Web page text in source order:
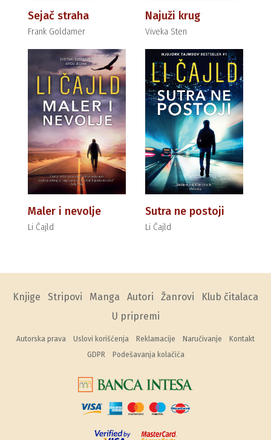
Sejač straha
Frank Goldamer
Najuži krug
Viveka Sten
Maler i nevolje
Li Čajld
Sutra ne postoji
Li Čajld
Knjige Stripovi Manga Autori Žanrovi
Klub čitalaca
U pripremi
Autorska prava Uslovi korišćenja Reklamacije Naručivanje
Kontakt
GDPR
Podešavanja kolačića